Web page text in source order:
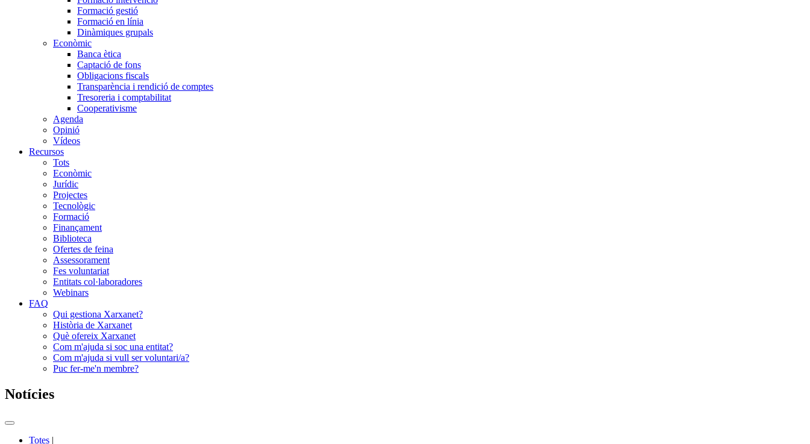
Formació gestió
Formació en línia
Dinàmiques grupals
Econòmic
Banca ètica
Captació de fons
Obligacions fiscals
Transparència i rendició de comptes
Tresoreria i comptabilitat
Cooperativisme
Agenda
Opinió
Vídeos
Recursos
Tots
Econòmic
Jurídic
Projectes
Tecnològic
Formació
Finançament
Biblioteca
Ofertes de feina
Assessorament
Fes voluntariat
Entitats col·laboradores
Webinars
FAQ
Qui gestiona Xarxanet?
Història de Xarxanet
Què ofereix Xarxanet
Com m'ajuda si soc una entitat?
Com m'ajuda si vull ser voluntari/a?
Puc fer-me'n membre?
Notícies
Commutador
Totes |